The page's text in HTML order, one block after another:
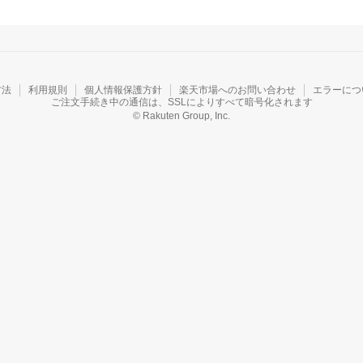
利用規則 個人情報保護方針 楽天市場へのお問い合わせ
エラーに
ご注文手続き中の通信は、SSLによりすべて暗号化されます
© Rakuten Group, Inc.